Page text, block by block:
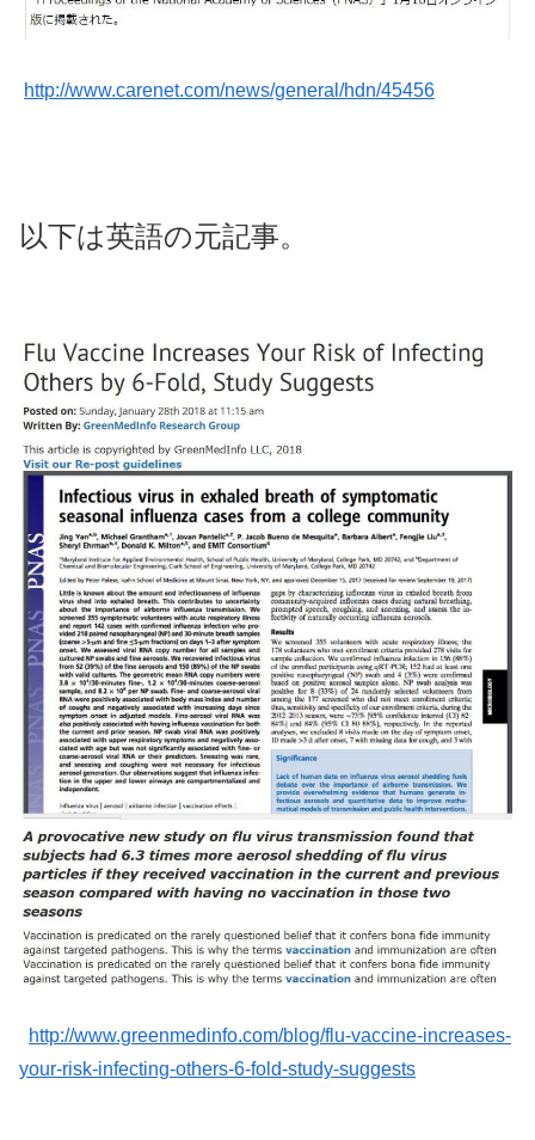
http://www.carenet.com/news/general/hdn/45456
以下は英語の元記事。
http://www.greenmedinfo.com/blog/flu-vaccine-increases-
your-risk-infecting-others-6-fold-study-suggests